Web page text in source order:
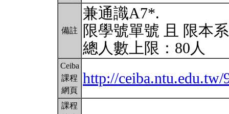
備註
兼通識A7*.
限學號單號 且 限本
總人數上限：80人
Ceiba
課程
網頁
http://ceiba.ntu.edu.tw/
課程